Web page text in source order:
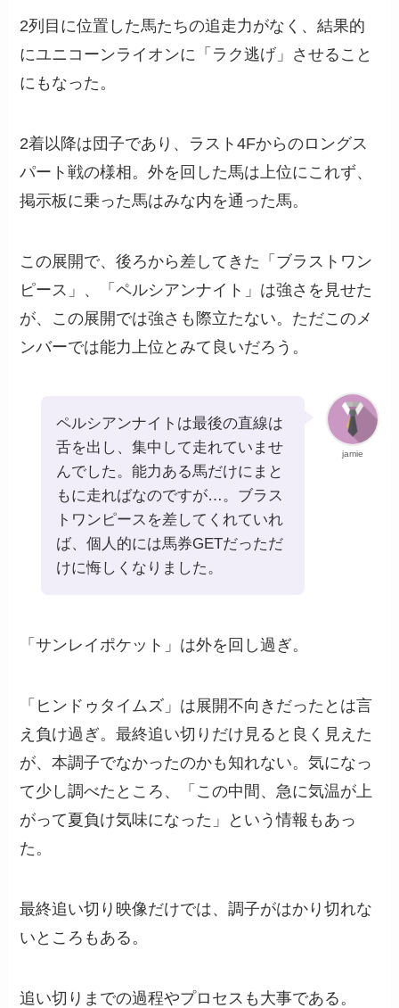
2列目に位置した馬たちの追走力がなく、結果的
にユニコーンライオンに「ラク逃げ」させること
にもなった。
2着以降は団子であり、ラスト4Fからのロングス
パート戦の様相。外を回した馬は上位にこれず、
掲示板に乗った馬はみな内を通った馬。
この展開で、後ろから差してきた「ブラストワン
ピース」、「ペルシアンナイト」は強さを見せた
が、この展開では強さも際立たない。ただこのメ
ンバーでは能力上位とみて良いだろう。
jamie
ペルシアンナイトは最後の直線は
舌を出し、集中して走れていませ
んでした。能力ある馬だけにまと
もに走ればなのですが…。ブラス
トワンピースを差してくれていれ
ば、個人的には馬券GETだっただ
けに悔しくなりました。
「サンレイポケット」は外を回し過ぎ。
「ヒンドゥタイムズ」は展開不向きだったとは言
え負け過ぎ。最終追い切りだけ見ると良く見えた
が、本調子でなかったのかも知れない。気になっ
て少し調べたところ、「この中間、急に気温が上
がって夏負け気味になった」という情報もあっ
た。
最終追い切り映像だけでは、調子がはかり切れな
いところもある。
追い切りまでの過程やプロセスも大事である。